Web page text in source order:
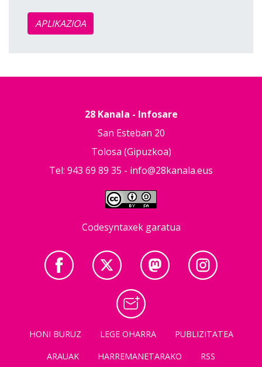
APLIKAZIOA
28 Kanala - Infosare
San Esteban 20
Tolosa (Gipuzkoa)
Tel: 943 69 89 35 - info@28kanala.eus
Codesyntaxek garatua
HONI BURUZ LEGE OHARRA
PUBLIZITATEA
ARAUAK
HARREMANETARAKO RSS